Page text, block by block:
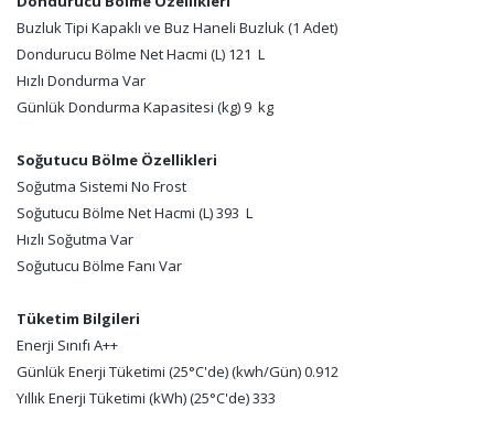
Buzluk Tipi Kapaklı ve Buz Haneli Buzluk (1 Adet)
Dondurucu Bölme Net Hacmi (L) 121 L
Hızlı Dondurma Var
Günlük Dondurma Kapasitesi (kg) 9 kg
Soğutucu Bölme Özellikleri
Soğutma Sistemi No Frost
Soğutucu Bölme Net Hacmi (L) 393 L
Hızlı Soğutma Var
Soğutucu Bölme Fanı Var
Tüketim Bilgileri
Enerji Sınıfı A++
Günlük Enerji Tüketimi (25°C'de) (kwh/Gün) 0.912
Yıllık Enerji Tüketimi (kWh) (25°C'de) 333